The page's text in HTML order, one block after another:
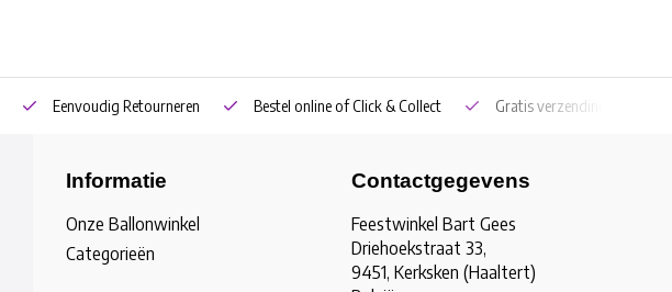
Eenvoudig Retourneren Bestel online of Click & Collect Gratis verzending vanaf
Informatie
Onze Ballonwinkel
Categorieën
Contactgegevens
Feestwinkel Bart Gees
Driehoekstraat 33,
9451, Kerksken (Haaltert)